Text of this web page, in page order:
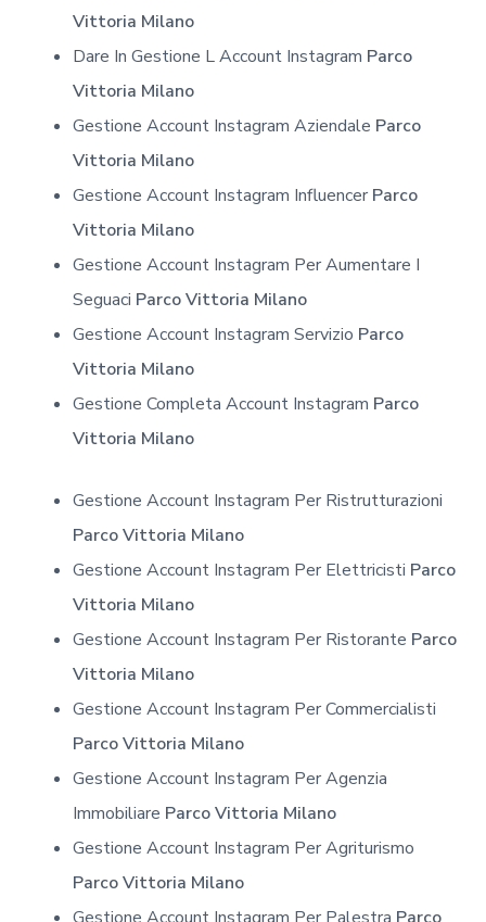
Vittoria Milano
Dare In Gestione L Account Instagram Parco
Vittoria Milano
Gestione Account Instagram Aziendale Parco
Vittoria Milano
Gestione Account Instagram Influencer Parco
Vittoria Milano
Gestione Account Instagram Per Aumentare I
Seguaci Parco Vittoria Milano
Gestione Account Instagram Servizio Parco
Vittoria Milano
Gestione Completa Account Instagram Parco
Vittoria Milano
Gestione Account Instagram Per Ristrutturazioni
Parco Vittoria Milano
Gestione Account Instagram Per Elettricisti Parco
Vittoria Milano
Gestione Account Instagram Per Ristorante Parco
Vittoria Milano
Gestione Account Instagram Per Commercialisti
Parco Vittoria Milano
Gestione Account Instagram Per Agenzia
Immobiliare Parco Vittoria Milano
Gestione Account Instagram Per Agriturismo
Parco Vittoria Milano